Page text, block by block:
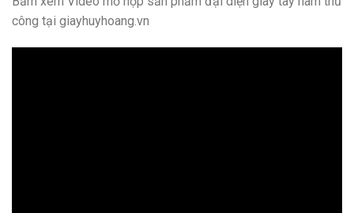
công tại giayhuyhoang.vn